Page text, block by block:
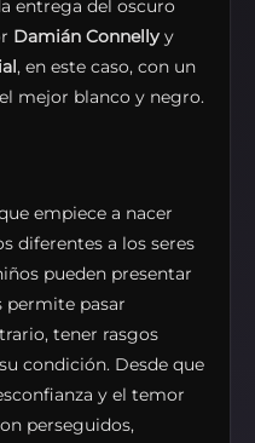
entrega del oscuro
Damián Connelly y
, en este caso, con un
mejor blanco y negro.
empiece a nacer
diferentes a los seres
pueden presentar
permite pasar
tener rasgos
condición. Desde que
y el temor
perseguidos,